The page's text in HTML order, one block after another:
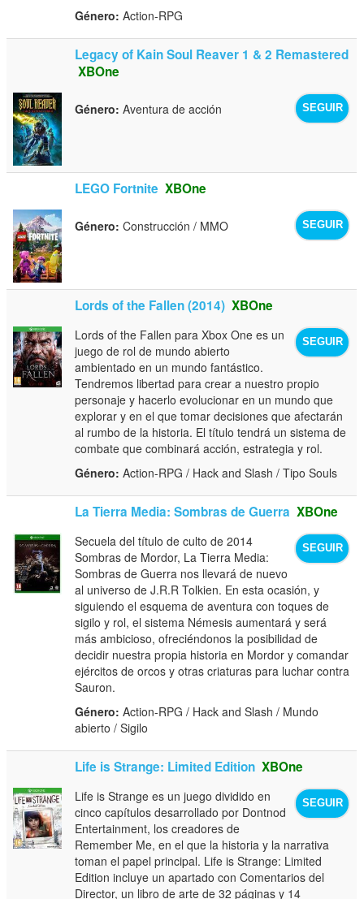
Género: Action-RPG
Legacy of Kain Soul Reaver 1 & 2 Remastered
XBOne
SEGUIR
Género: Aventura de acción
LEGO Fortnite XBOne
SEGUIR
Género: Construcción / MMO
Lords of the Fallen (2014) XBOne
SEGUIR
Lords of the Fallen para Xbox One es un
juego de rol de mundo abierto
ambientado en un mundo fantástico.
Tendremos libertad para crear a nuestro propio
personaje y hacerlo evolucionar en un mundo que
explorar y en el que tomar decisiones que afectarán
al rumbo de la historia. El título tendrá un sistema de
combate que combinará acción, estrategia y rol.
Género: Action-RPG / Hack and Slash / Tipo Souls
La Tierra Media: Sombras de Guerra XBOne
SEGUIR
Secuela del título de culto de 2014
Sombras de Mordor, La Tierra Media:
Sombras de Guerra nos llevará de nuevo
al universo de J.R.R Tolkien. En esta ocasión, y
siguiendo el esquema de aventura con toques de
sigilo y rol, el sistema Némesis aumentará y será
más ambicioso, ofreciéndonos la posibilidad de
decidir nuestra propia historia en Mordor y comandar
ejércitos de orcos y otras criaturas para luchar contra
Sauron.
Género: Action-RPG / Hack and Slash / Mundo
abierto / Sigilo
Life is Strange: Limited Edition XBOne
SEGUIR
Life is Strange es un juego dividido en
cinco capítulos desarrollado por Dontnod
Entertainment, los creadores de
Remember Me, en el que la historia y la narrativa
toman el papel principal. Life is Strange: Limited
Edition incluye un apartado con Comentarios del
Director, un libro de arte de 32 páginas y 14